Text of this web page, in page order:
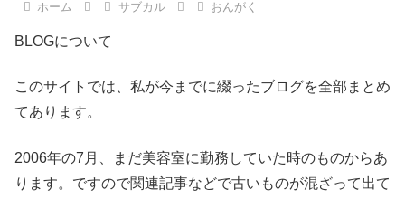
ホーム サブカル おんがく
BLOGについて
このサイトでは、私が今までに綴ったブログを全部まとめ
てあります。
2006年の7月、まだ美容室に勤務していた時のものからあ
ります。ですので関連記事などで古いものが混ざって出て